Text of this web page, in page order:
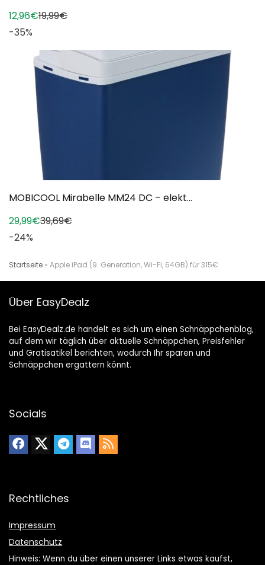
12,96€19,99€
-35%
MOBICOOL Mirabelle MM24 DC – elekt...
29,99€39,69€
-24%
Startseite » Apple iPad (9. Generation, Wi-Fi, 64GB) für 315€
Über EasyDealz
Bei EasyDealz.de handelt es sich um einen Schnäppchenblog,
auf dem wir täglich über aktuelle Schnäppchen, Preisfehler
und Gratisatikel berichten, wodurch Ihr sparen und
Schnäppchen ergattern könnt.
Socials
Rechtliches
Impressum
Datenschutz
Hinweis: Wenn du über einen unserer Links etwas kaufst,